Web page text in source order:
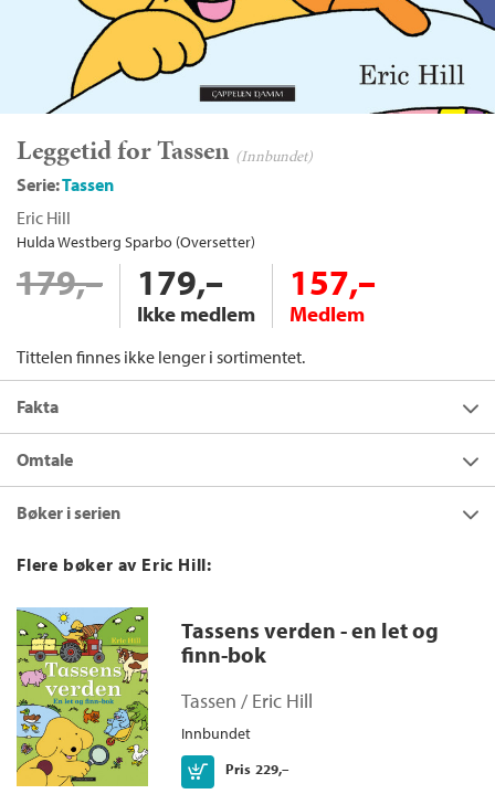
Leggetid for Tassen (Innbundet)
Serie:Tassen
Eric Hill
Hulda Westberg Sparbo (Oversetter)
179,– 179,–
Ikke medlem
157,–
Medlem
Tittelen finnes ikke lenger i sortimentet.
Fakta
Forfatter:
Innbinding:
Utgivelsesår: 2010
Originaltittel:
Time for bed Spot
Oversatt av:
Serie:
Tassen
ISBN/EAN:
Kategori:
Pekebøker
Alder:
Omtale
leke. Er det noe som kan gjøre Tassen søvnig?
Bøker i serien
Flere bøker av Eric Hill:
Tassens verden - en let og
finn-bok
Tassen / Eric Hill
Innbundet
Pris 229,–
Kjøp